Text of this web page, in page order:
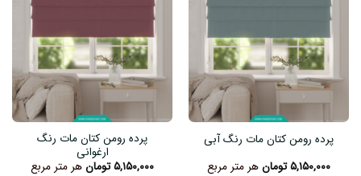
پرده رومن کتان مات رنگ آبی
۵,۱۵۰,۰۰۰تومانهر متر مربع
پرده رومن کتان مات رنگ
ارغوانی
۵,۱۵۰,۰۰۰تومانهر متر مربع